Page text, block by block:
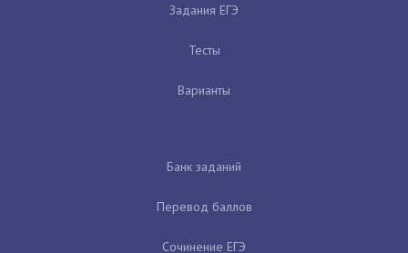
Задания ЕГЭ
Тесты
Варианты
Банк заданий
Перевод баллов
Сочинение ЕГЭ